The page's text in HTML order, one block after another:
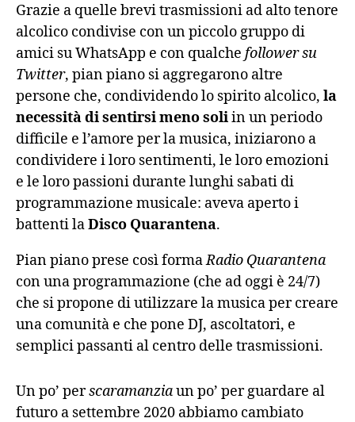
Grazie a quelle brevi trasmissioni ad alto tenore
alcolico condivise con un piccolo gruppo di
amici su WhatsApp e con qualche follower su
Twitter, pian piano si aggregarono altre
persone che, condividendo lo spirito alcolico, la
necessità di sentirsi meno soliin un periodo
difficile e l’amore per la musica, iniziarono a
condividere i loro sentimenti, le loro emozioni
e le loro passioni durante lunghi sabati di
programmazione musicale: aveva aperto i
battenti laDisco Quarantena.
Pian piano prese così formaRadio Quarantena
con una programmazione (che ad oggi è 24/7)
che si propone di utilizzare la musica per creare
una comunità e che pone DJ, ascoltatori, e
semplici passanti al centro delle trasmissioni.
Un po’ perscaramanziaun po’ per guardare al
futuro a settembre 2020 abbiamo cambiato